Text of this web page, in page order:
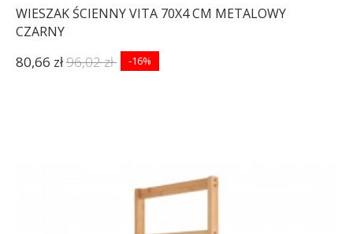
WIESZAK ŚCIENNY VITA 70X4 CM METALOWY
CZARNY
80,66 zł96,02 zł -16%